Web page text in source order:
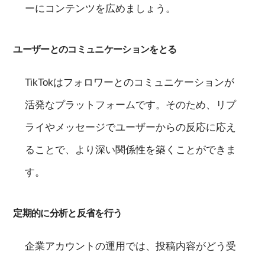
ーにコンテンツを広めましょう。
ユーザーとのコミュニケーションをとる
TikTokはフォロワーとのコミュニケーションが
活発なプラットフォームです。そのため、リプ
ライやメッセージでユーザーからの反応に応え
ることで、より深い関係性を築くことができま
す。
定期的に分析と反省を行う
企業アカウントの運用では、投稿内容がどう受